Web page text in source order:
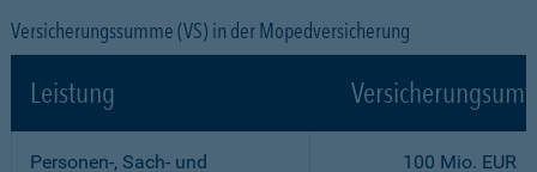
Versicherungssumme (VS) in der Mopedversicherung
Leistung
Personen-, Sach- und
100 Mio. EUR